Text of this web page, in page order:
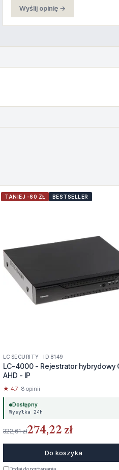
Wyślij opinię →
TANIEJ -60 ZŁ BESTSELLER
LC SECURITY · ID 8149
LC-4000 - Rejestrator hybrydowy
AHD - IP
★ 4.7· 8 opinii
Dostępny
Wysyłka 24h
322,61 zł274,22 zł
Do koszyka